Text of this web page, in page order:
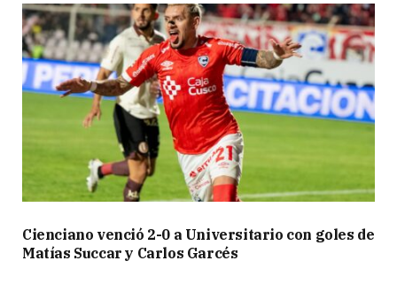
Cienciano venció 2-0 a Universitario con goles de
Matías Succar y Carlos Garcés